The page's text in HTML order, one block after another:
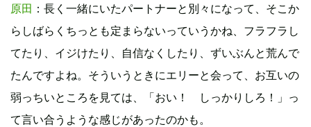
原田 ：長く一緒にいたパートナーと別々になって、そこか
らしばらくちっとも定まらないっていうかね、フラフラし
てたり、イジけたり、自信なくしたり、ずいぶんと荒んで
たんですよね。そういうときにエリーと会って、お互いの
弱っちいところを見ては、「おい！ しっかりしろ！」っ
て言い合うような感じがあったのかも。